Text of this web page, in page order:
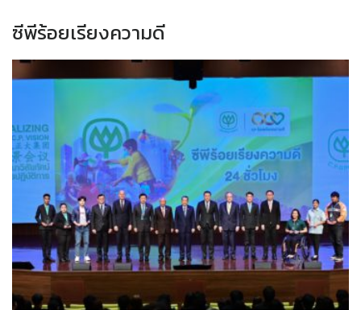
ซีพีร้อยเรียงความดี